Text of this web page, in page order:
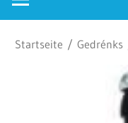
Startseite /Gedrénks